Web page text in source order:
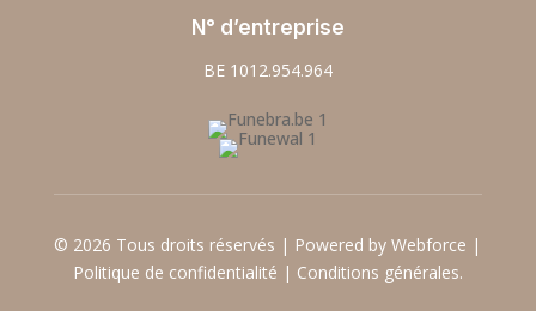
N° d’entreprise
BE 1012.954.964
© 2026 Tous droits réservés | Powered by Webforce |
Politique de confidentialité | Conditions générales.